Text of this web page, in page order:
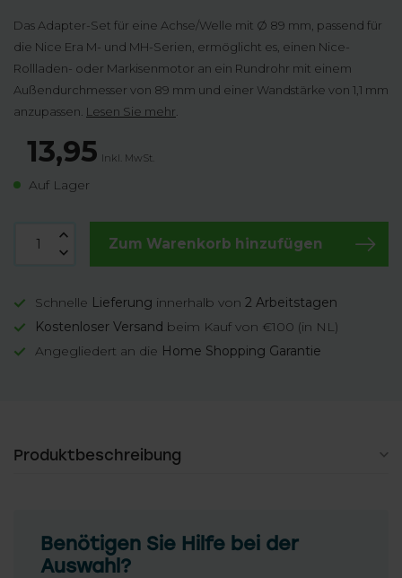
Das Adapter-Set für eine Achse/Welle mit Ø 89 mm, passend für
die Nice Era M- und MH-Serien, ermöglicht es, einen Nice-
Rollladen- oder Markisenmotor an ein Rundrohr mit einem
Außendurchmesser von 89 mm und einer Wandstärke von 1,1 mm
anzupassen. Lesen Sie mehr
13,95 Inkl. MwSt.
Auf Lager
Zum Warenkorb hinzufügen
Schnelle Lieferung innerhalb von 2 Arbeitstagen
Kostenloser Versand beim Kauf von €100 (in NL)
Angegliedert an die Home Shopping Garantie
Produktbeschreibung
Benötigen Sie Hilfe bei der
Auswahl?